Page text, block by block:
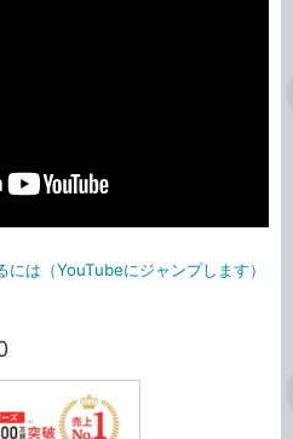
は（YouTubeにジャンプします）